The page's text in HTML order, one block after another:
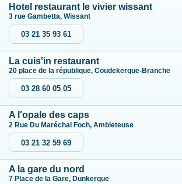
Hotel restaurant le vivier wissant
3 rue Gambetta, Wissant
03 21 35 93 61
La cuis'in restaurant
20 place de la république, Coudekerque-Branche
03 28 60 05 05
A l'opale des caps
2 Rue Du Maréchal Foch, Ambleteuse
03 21 32 59 69
A la gare du nord
7 Place de la Gare, Dunkerque